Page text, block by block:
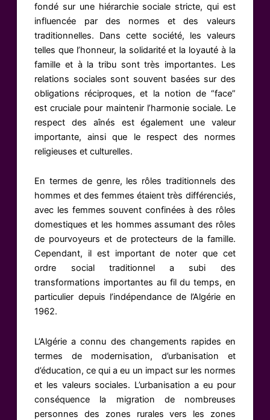
fondé sur une hiérarchie sociale stricte, qui est
influencée par des normes et des valeurs
traditionnelles. Dans cette société, les valeurs
telles que l’honneur, la solidarité et la loyauté à la
famille et à la tribu sont très importantes. Les
relations sociales sont souvent basées sur des
obligations réciproques, et la notion de “face”
est cruciale pour maintenir l’harmonie sociale. Le
respect des aînés est également une valeur
importante, ainsi que le respect des normes
religieuses et culturelles.
En termes de genre, les rôles traditionnels des
hommes et des femmes étaient très différenciés,
avec les femmes souvent confinées à des rôles
domestiques et les hommes assumant des rôles
de pourvoyeurs et de protecteurs de la famille.
Cependant, il est important de noter que cet
ordre social traditionnel a subi des
transformations importantes au fil du temps, en
particulier depuis l’indépendance de l’Algérie en
1962.
L’Algérie a connu des changements rapides en
termes de modernisation, d’urbanisation et
d’éducation, ce qui a eu un impact sur les normes
et les valeurs sociales. L’urbanisation a eu pour
conséquence la migration de nombreuses
personnes des zones rurales vers les zones